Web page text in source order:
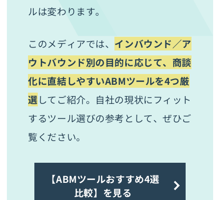
ルは変わります。
このメディアでは、 インバウンド／ア
ウトバウンド別の目的に応じて、商談
化に直結しやすいABMツールを4つ厳
選してご紹介。自社の現状にフィット
するツール選びの参考として、ぜひご
覧ください。
【ABMツールおすすめ4選
比較】を見る